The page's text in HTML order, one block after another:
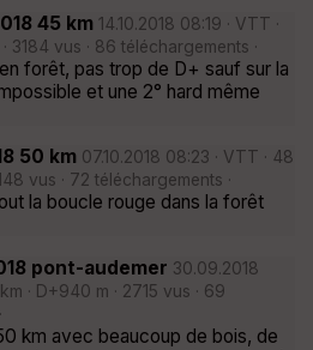
45 km 14.10.2018 08:19 · VTT ·
3184 vus · 86 téléchargements ·
forêt, pas trop de D+ sauf sur la
et une 2° hard même
50 km 07.10.2018 08:23 · VTT · 48
vus · 72 téléchargements ·
la boucle rouge dans la forêt
pont-audemer 30.09.2018
· D+940 m · 2715 vus · 69
km avec beaucoup de bois, de